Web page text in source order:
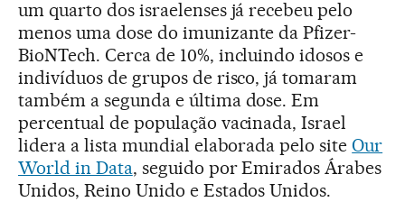
um quarto dos israelenses já recebeu pelo
menos uma dose do imunizante da Pfizer-
BioNTech. Cerca de 10%, incluindo idosos e
indivíduos de grupos de risco, já tomaram
também a segunda e última dose. Em
percentual de população vacinada, Israel
lidera a lista mundial elaborada pelo site Our
World in Data, seguido por Emirados Árabes
Unidos, Reino Unido e Estados Unidos.